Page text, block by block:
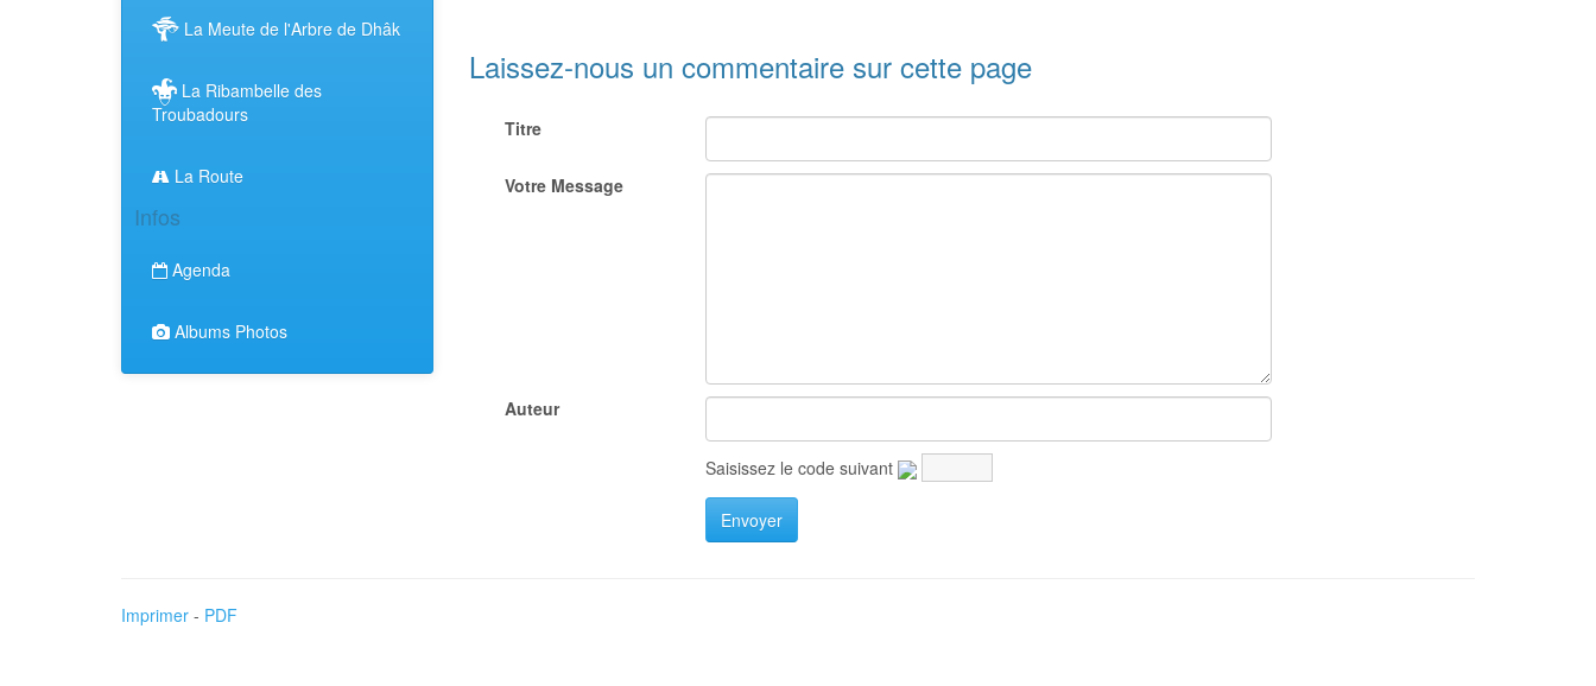
La Meute de l'Arbre de Dhâk
La Ribambelle des
Troubadours
La Route
Infos
Agenda
Albums Photos
Laissez-nous un commentaire sur cette page
Titre
Votre Message
Auteur
Saisissez le code suivant
Imprimer - PDF